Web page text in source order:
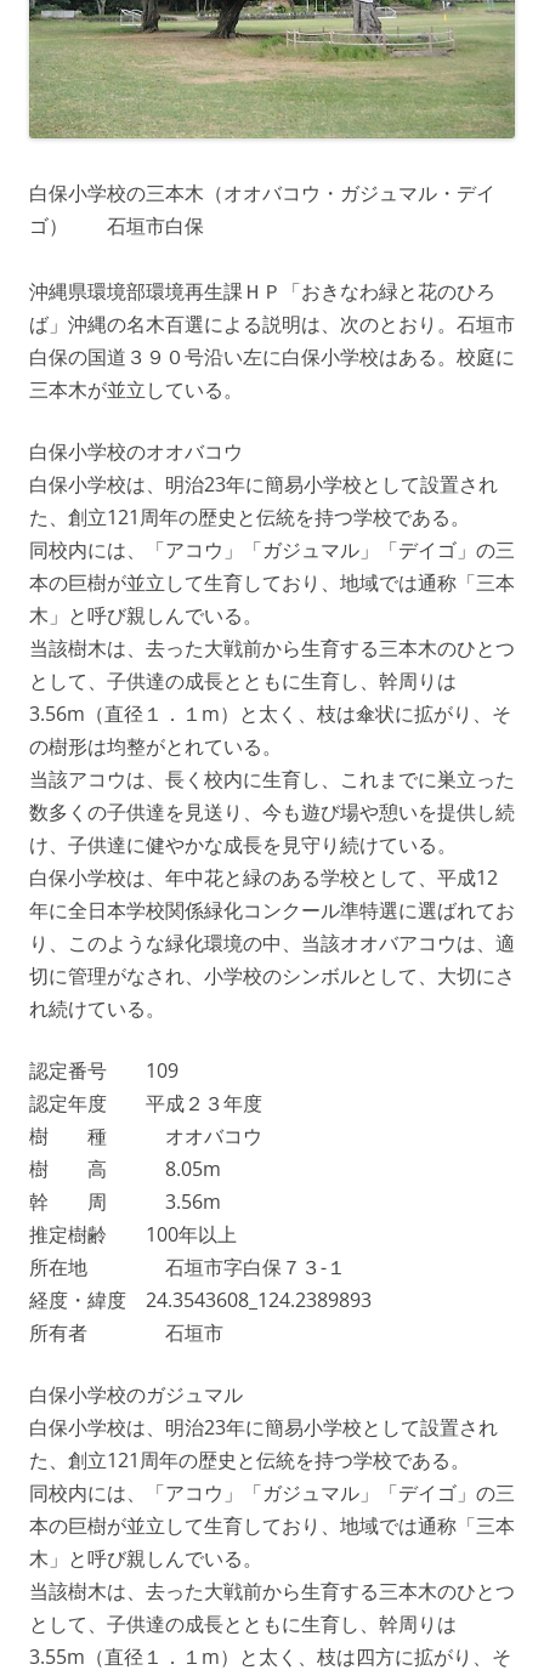
白保小学校の三本木（オオバコウ・ガジュマル・デイ
ゴ） 石垣市白保
沖縄県環境部環境再生課ＨＰ「おきなわ緑と花のひろ
ば」沖縄の名木百選による説明は、次のとおり。石垣市
白保の国道３９０号沿い左に白保小学校はある。校庭に
三本木が並立している。
白保小学校のオオバコウ
白保小学校は、明治23年に簡易小学校として設置され
た、創立121周年の歴史と伝統を持つ学校である。
同校内には、「アコウ」「ガジュマル」「デイゴ」の三
本の巨樹が並立して生育しており、地域では通称「三本
木」と呼び親しんでいる。
当該樹木は、去った大戦前から生育する三本木のひとつ
として、子供達の成長とともに生育し、幹周りは
3.56m（直径１．１m）と太く、枝は傘状に拡がり、そ
の樹形は均整がとれている。
当該アコウは、長く校内に生育し、これまでに巣立った
数多くの子供達を見送り、今も遊び場や憩いを提供し続
け、子供達に健やかな成長を見守り続けている。
白保小学校は、年中花と緑のある学校として、平成12
年に全日本学校関係緑化コンクール準特選に選ばれてお
り、このような緑化環境の中、当該オオバアコウは、適
切に管理がなされ、小学校のシンボルとして、大切にさ
れ続けている。
認定番号 109
認定年度 平成２３年度
樹 種 オオバコウ
樹 高 8.05m
幹 周 3.56m
推定樹齢 100年以上
所在地 石垣市字白保７３-１
経度・緯度 24.3543608_124.2389893
所有者 石垣市
白保小学校のガジュマル
白保小学校は、明治23年に簡易小学校として設置され
た、創立121周年の歴史と伝統を持つ学校である。
同校内には、「アコウ」「ガジュマル」「デイゴ」の三
本の巨樹が並立して生育しており、地域では通称「三本
木」と呼び親しんでいる。
当該樹木は、去った大戦前から生育する三本木のひとつ
として、子供達の成長とともに生育し、幹周りは
3.55m（直径１．１m）と太く、枝は四方に拡がり、そ